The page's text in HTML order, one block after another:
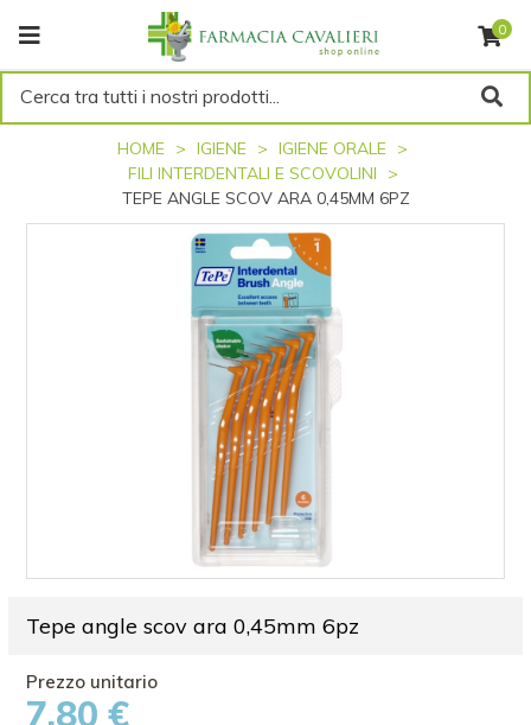
0
Cerca tra tutti i nostri prodotti...
HOME IGIENE
IGIENE ORALE
FILI INTERDENTALI E SCOVOLINI
TEPE ANGLE SCOV ARA 0,45MM 6PZ
Tepe angle scov ara 0,45mm 6pz
7,80 €